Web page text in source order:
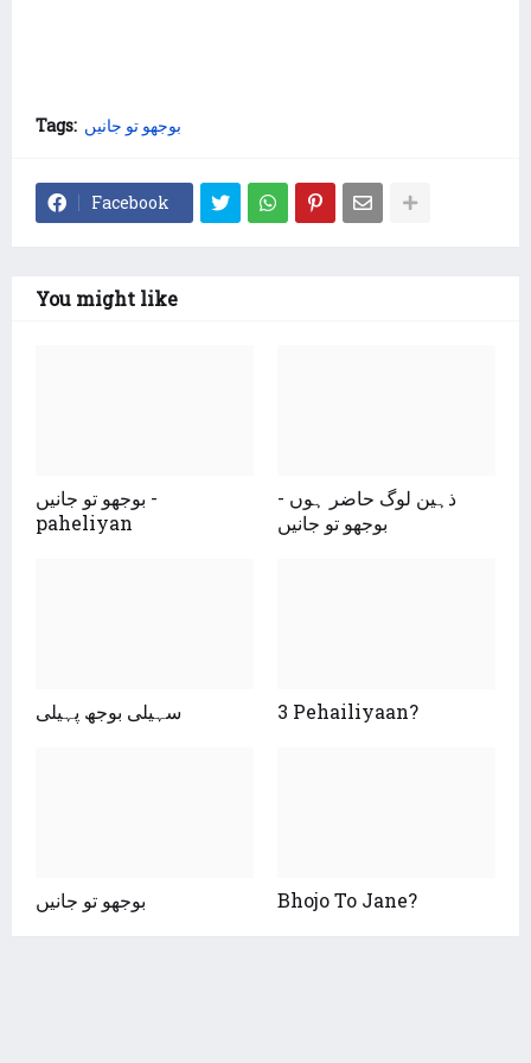
Tags: بوجھو تو جانیں
Facebook
You might like
بوجھو تو جانیں -
paheliyan
ذہین لوگ حاضر ہوں -
بوجھو تو جانیں
سہیلی بوجھ پہیلی 3 Pehailiyaan?
بوجھو تو جانیں Bhojo To Jane?